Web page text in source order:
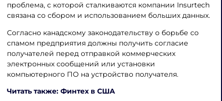
проблема, с которой сталкиваются компании Insurtech
связана со сбором и использованием больших данных.
Согласно канадскому законодательству о борьбе со
спамом предприятия должны получить согласие
получателей перед отправкой коммерческих
электронных сообщений или установки
компьютерного ПО на устройство получателя.
Читать также: Финтех в США